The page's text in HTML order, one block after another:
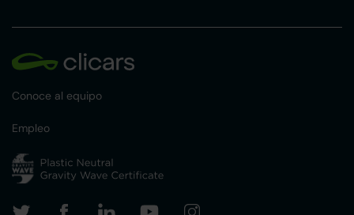
Conoce al equipo
Empleo